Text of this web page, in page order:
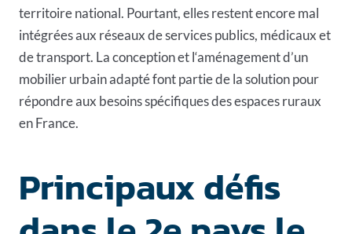
territoire national. Pourtant, elles restent encore mal
intégrées aux réseaux de services publics, médicaux et
de transport. La conception et l‘aménagement d’un
mobilier urbain adapté font partie de la solution pour
répondre aux besoins spécifiques des espaces ruraux
en France.
Principaux défis